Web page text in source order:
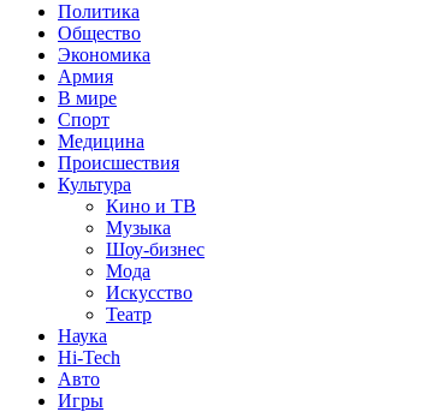
Политика
Общество
Экономика
Армия
В мире
Спорт
Медицина
Происшествия
Культура
Кино и ТВ
Музыка
Шоу-бизнес
Мода
Искусство
Театр
Наука
Hi-Tech
Авто
Игры